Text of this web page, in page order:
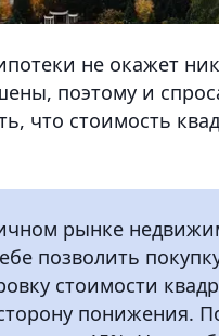
не окажет
поэтому и
что стоимость
рынке
позволить
стоимости
понижения.